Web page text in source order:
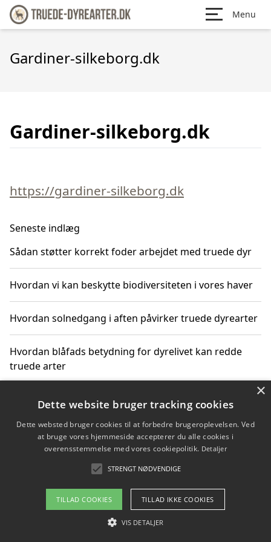
Menu
Gardiner-silkeborg.dk
Gardiner-silkeborg.dk
https://gardiner-silkeborg.dk
Seneste indlæg
Sådan støtter korrekt foder arbejdet med truede dyr
Hvordan vi kan beskytte biodiversiteten i vores haver
Hvordan solnedgang i aften påvirker truede dyrearter
Hvordan blåfads betydning for dyrelivet kan redde
truede arter
Hvordan kan gaver til unge voksne støtte bevarelsen
Copyright 2026 - Pilanto Aps
Om / kontakt
Blog Betingelser
×
Dette website bruger tracking cookies
Dette websted bruger cookies til at forbedre brugeroplevelsen. Ved
at bruge vores hjemmeside accepterer du alle cookies i
overensstemmelse med vores cookiepolitik. Detaljer
STRENGT NØDVENDIGE
TILLAD COOKIES TILLAD IKKE COOKIES
VIS DETALJER